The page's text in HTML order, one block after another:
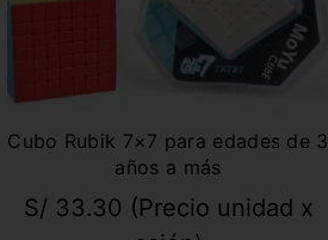
Cubo Rubik 7×7 para edades de 3
años a más
S/33.30 (Precio unidad x